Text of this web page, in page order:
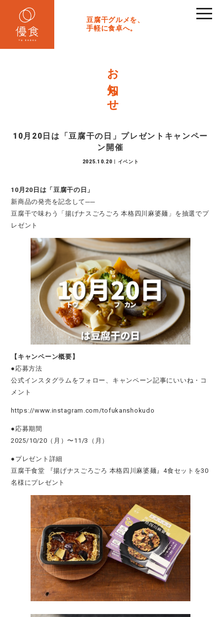
豆腐干グルメを、
手軽に食卓へ。
toggle
お知らせ
10月20日は「豆腐干の日」プレゼントキャンペー
ン開催
2025.10.20 | イベント
10月20日は「豆腐干の日」
新商品の発売を記念して──
豆腐干で味わう「揚げナスごろごろ 本格四川麻婆麺」を抽選でプ
レゼント
【キャンペーン概要】
●応募方法
公式インスタグラムをフォロー、キャンペーン記事にいいね・コ
メント
https://www.instagram.com/tofukanshokudo
●応募期間
2025/10/20（月）〜11/3（月）
●プレゼント詳細
豆腐干食堂 『揚げナスごろごろ 本格四川麻婆麺』4食セットを30
名様にプレゼント